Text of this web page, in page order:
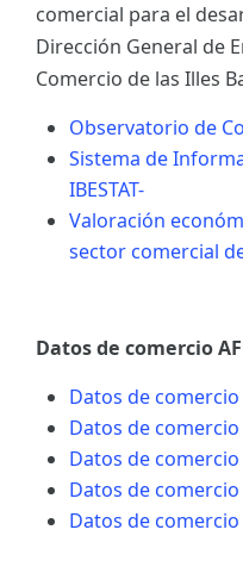
comercial para el
Dirección General de
Comercio de las Illes
Observatorio de
Sistema de
IBESTAT-
Valoración
sector comercial
Datos de comercio
Datos de
Datos de
Datos de
Datos de comercio
Datos de